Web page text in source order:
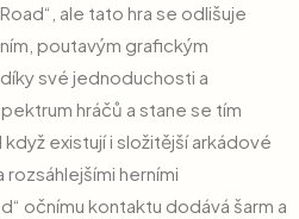
ale tato hra se odlišuje
poutavým grafickým
své jednoduchosti a
hráčů a stane se tím
existují i složitější arkádové
herními
očnímu kontaktu dodává šarm a